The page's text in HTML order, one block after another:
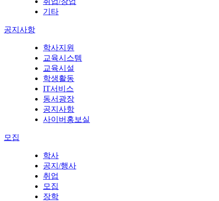
기타
공지사항
학사지원
교육시스템
교육시설
학생활동
IT서비스
동서광장
공지사항
사이버홍보실
모집
학사
공지/행사
취업
모집
장학